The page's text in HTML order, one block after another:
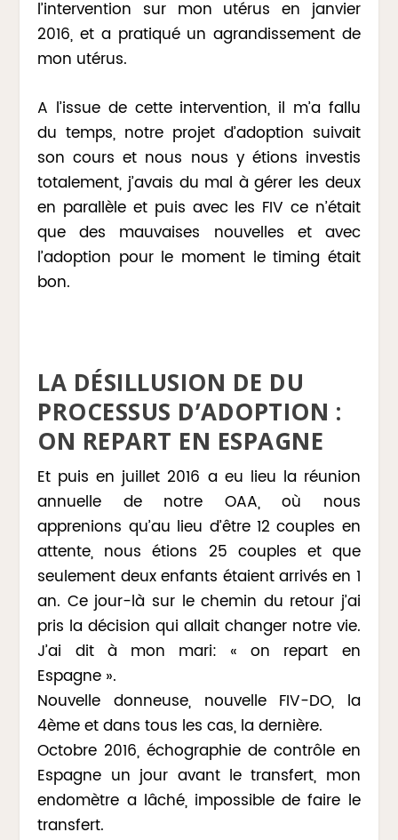
l’intervention sur mon utérus en janvier
2016, et a pratiqué un agrandissement de
mon utérus.
A l’issue de cette intervention, il m’a fallu
du temps, notre projet d’adoption suivait
son cours et nous nous y étions investis
totalement, j’avais du mal à gérer les deux
en parallèle et puis avec les FIV ce n’était
que des mauvaises nouvelles et avec
l’adoption pour le moment le timing était
bon.
LA DÉSILLUSION DE DU
PROCESSUS D’ADOPTION :
ON REPART EN ESPAGNE
Et puis en juillet 2016 a eu lieu la réunion
annuelle de notre OAA, où nous
apprenions qu’au lieu d’être 12 couples en
attente, nous étions 25 couples et que
seulement deux enfants étaient arrivés en 1
an. Ce jour-là sur le chemin du retour j’ai
pris la décision qui allait changer notre vie.
J’ai dit à mon mari: « on repart en
Espagne ».
Nouvelle donneuse, nouvelle FIV-DO, la
4ème et dans tous les cas, la dernière.
Octobre 2016, échographie de contrôle en
Espagne un jour avant le transfert, mon
endomètre a lâché, impossible de faire le
transfert.